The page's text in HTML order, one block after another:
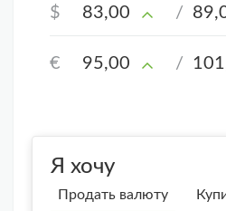
$ 83,00 /
€ 95,00 /
Я хочу
Продать валюту